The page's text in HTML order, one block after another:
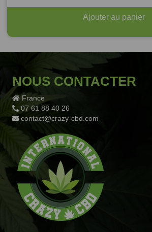
Ajouter au panier
NOUS CONTACTER
France
07 61 88 40 26
contact@crazy-cbd.com